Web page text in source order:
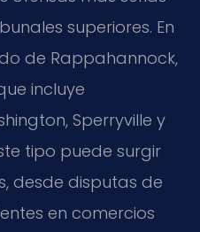
superiores. En
de Rappahannock,
incluye
Sperryville y
tipo puede surgir
desde disputas de
en comercios